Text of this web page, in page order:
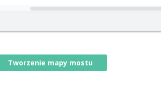
Tworzenie mapy mostu